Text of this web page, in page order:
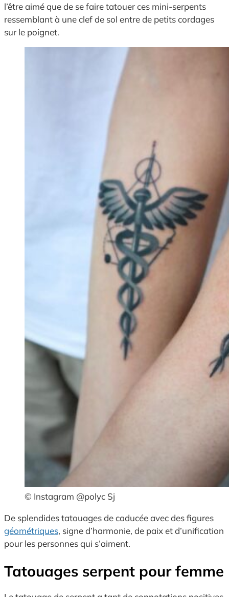
l’être aimé que de se faire tatouer ces mini-serpents
ressemblant à une clef de sol entre de petits cordages
sur le poignet.
© Instagram @polyc Sj
De splendides tatouages de caducée avec des figures
géométriques, signe d’harmonie, de paix et d’unification
pour les personnes qui s’aiment.
Tatouages serpent pour femme